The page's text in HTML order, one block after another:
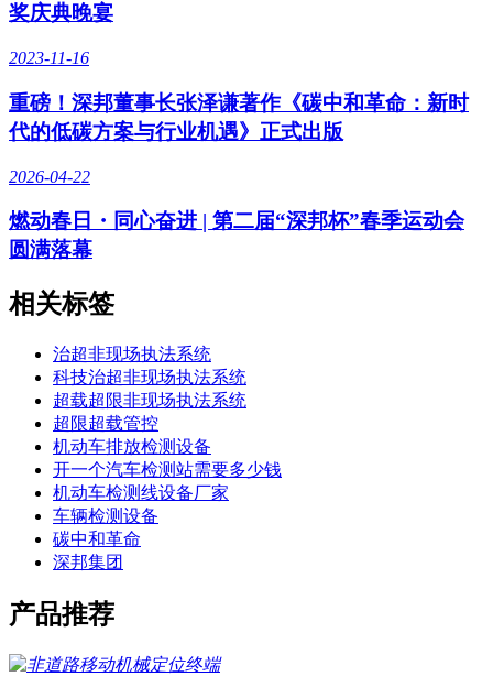
奖庆典晚宴
2023-11-16
重磅！深邦董事长张泽谦著作《碳中和革命：新时
代的低碳方案与行业机遇》正式出版
2026-04-22
燃动春日・同心奋进 | 第二届“深邦杯”春季运动会
圆满落幕
相关标签
治超非现场执法系统
科技治超非现场执法系统
超载超限非现场执法系统
超限超载管控
机动车排放检测设备
开一个汽车检测站需要多少钱
机动车检测线设备厂家
车辆检测设备
碳中和革命
深邦集团
产品推荐